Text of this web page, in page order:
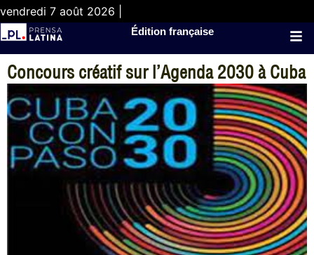
vendredi 7 août 2026 |
Édition française
Concours créatif sur l’Agenda 2030 à Cuba